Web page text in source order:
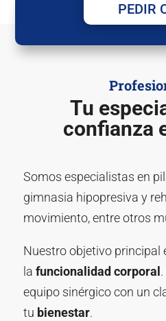
PEDIR
Tu
confianza
Somos especialistas en
gimnasia hipopresiva y
movimiento, entre otros
Nuestro objetivo principal
la funcionalidad corporal
equipo sinérgico con un
tu bienestar.